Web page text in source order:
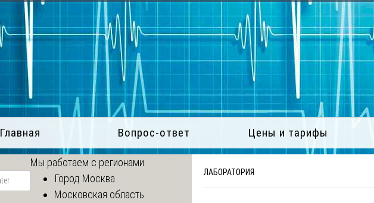
Главная Вопрос-ответ Цены и тарифы
ЛАБОРАТОРИЯ
Мы работаем с регионами
Город Москва
Московская область